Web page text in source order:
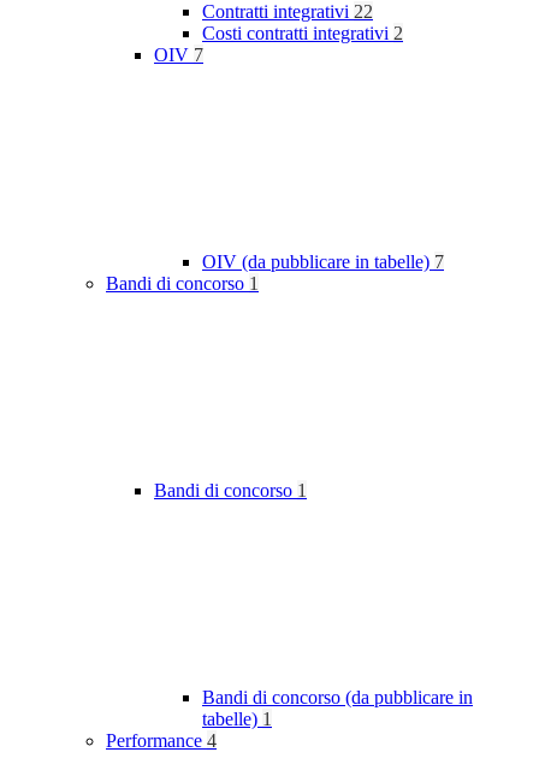
Contratti integrativi 22
Costi contratti integrativi 2
OIV 7
OIV (da pubblicare in tabelle) 7
Bandi di concorso 1
Bandi di concorso 1
Bandi di concorso (da pubblicare in
tabelle) 1
Performance 4